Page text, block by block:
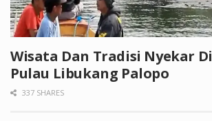
Wisata Dan Tradisi Nyekar Di
Pulau Libukang Palopo
337 SHARES